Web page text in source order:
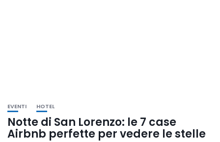
EVENTI HOTEL
Notte di San Lorenzo: le 7 case
Airbnb perfette per vedere le stelle